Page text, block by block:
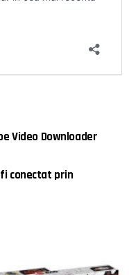
Video Downloader
fi conectat prin